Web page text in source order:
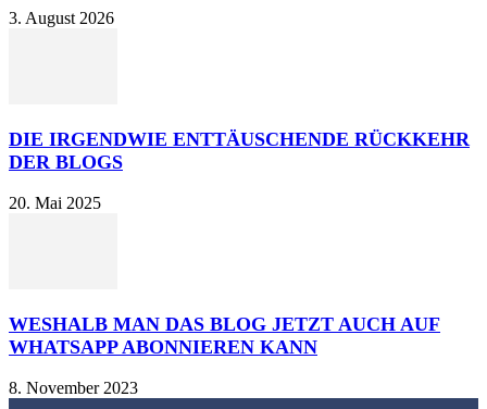
3. August 2026
DIE IRGENDWIE ENTTÄUSCHENDE RÜCKKEHR
DER BLOGS
20. Mai 2025
WESHALB MAN DAS BLOG JETZT AUCH AUF
WHATSAPP ABONNIEREN KANN
8. November 2023